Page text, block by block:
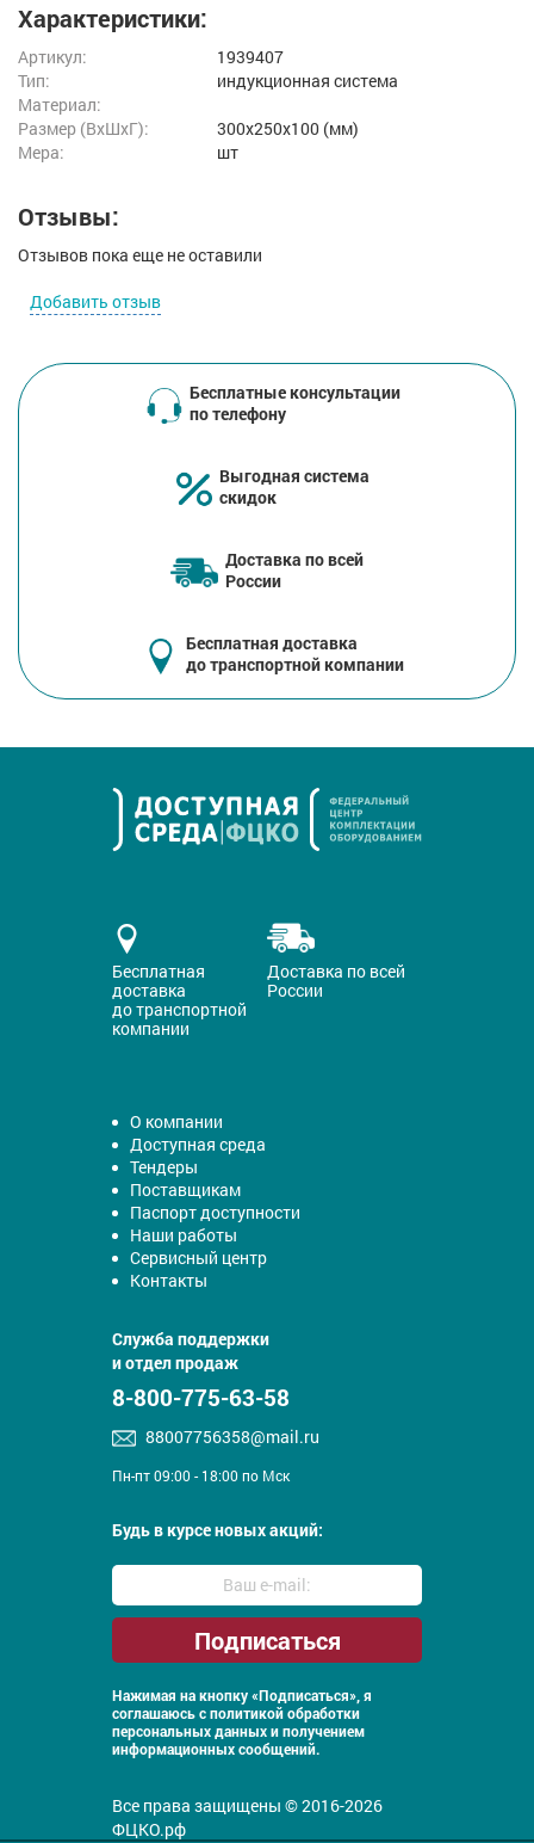
Характеристики:
Артикул:
1939407
Тип:
индукционная система
Материал:
Размер (ВxШxГ):
300x250x100 (мм)
Мера:
шт
Отзывы:
Отзывов пока еще не оставили
Добавить отзыв
Бесплатные консультации
по телефону
Выгодная система
скидок
Доставка по всей
России
Бесплатная доставка
до транспортной компании
Бесплатная
доставка
до транспортной
компании
Доставка по всей
России
О компании
Доступная среда
Тендеры
Поставщикам
Паспорт доступности
Наши работы
Сервисный центр
Контакты
Служба поддержки
и отдел продаж
8-800-775-63-58
88007756358@mail.ru
Пн-пт 09:00 - 18:00 по Мск
Будь в курсе новых акций:
Нажимая на кнопку «Подписаться», я
соглашаюсь с политикой обработки
персональных данных и получением
информационных сообщений.
Все права защищены © 2016-2026
ФЦКО.рф